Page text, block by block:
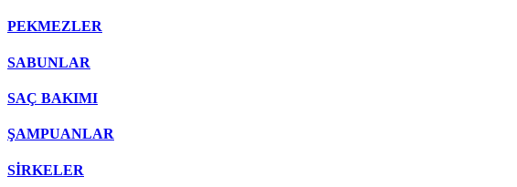
PEKMEZLER
SABUNLAR
SAÇ BAKIMI
ŞAMPUANLAR
SİRKELER